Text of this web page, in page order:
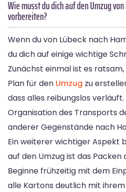
Wie musst du dich auf den Umzug
vorbereiten?
Wenn du von Lübeck nach
du dich auf einige wichtige
Zunächst einmal ist es
Plan für den Umzug zu
dass alles reibungslos
Organisation des Transports
anderer Gegenstände nach
Ein weiterer wichtiger Aspekt
auf den Umzug ist das Packen
Beginne frühzeitig mit dem
alle Kartons deutlich mit